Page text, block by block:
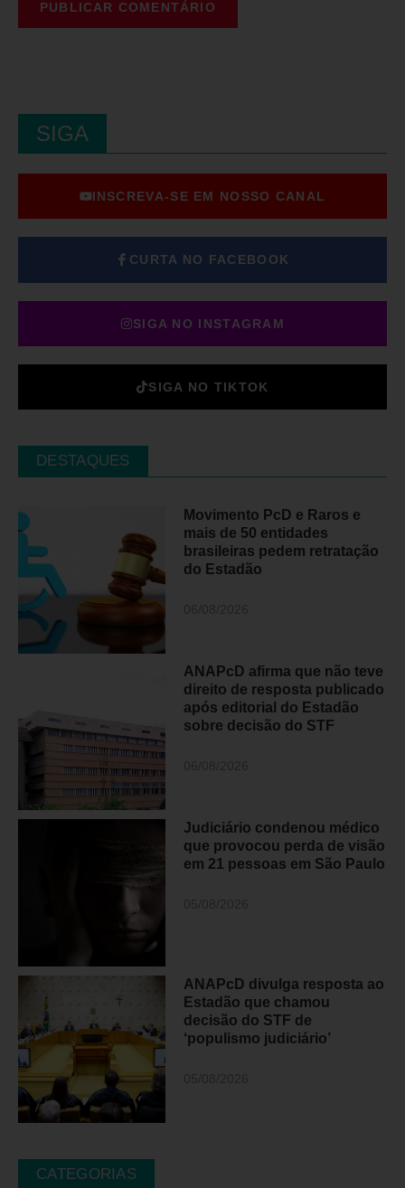
SIGA
INSCREVA-SE EM NOSSO CANAL
CURTA NO FACEBOOK
SIGA NO INSTAGRAM
SIGA NO TIKTOK
DESTAQUES
Movimento PcD e Raros e
mais de 50 entidades
brasileiras pedem retratação
do Estadão
ANAPcD afirma que não teve
direito de resposta publicado
após editorial do Estadão
sobre decisão do STF
Judiciário condenou médico
que provocou perda de visão
em 21 pessoas em São Paulo
ANAPcD divulga resposta ao
Estadão que chamou
decisão do STF de
‘populismo judiciário’
CATEGORIAS